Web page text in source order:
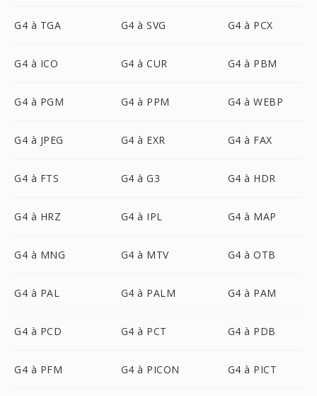
G4 à TGA G4 à SVG G4 à PCX
G4 à ICO G4 à CUR G4 à PBM
G4 à PGM G4 à PPM G4 à WEBP
G4 à JPEG G4 à EXR G4 à FAX
G4 à FTS G4 à G3 G4 à HDR
G4 à HRZ G4 à IPL G4 à MAP
G4 à MNG G4 à MTV G4 à OTB
G4 à PAL G4 à PALM G4 à PAM
G4 à PCD G4 à PCT G4 à PDB
G4 à PFM G4 à PICON G4 à PICT